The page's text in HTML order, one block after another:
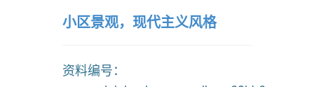
小区景观，现代主义风格
资料编号：